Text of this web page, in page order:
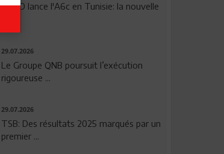
OPPO lance l'A6c en Tunisie: la nouvelle
29.07.2026
Le Groupe QNB poursuit l’exécution
rigoureuse ...
29.07.2026
TSB: Des résultats 2025 marqués par un
premier ...